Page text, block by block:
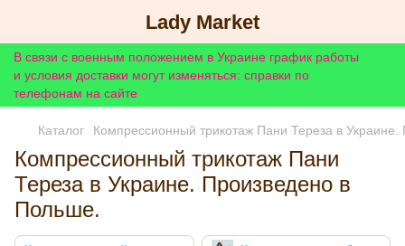
Lady Market
В связи с военным положением в Украине график работы
и условия доставки могут изменяться: справки по
телефонам на сайте
Каталог Компрессионный трикотаж Пани Тереза в
Компрессионный трикотаж Пани
Тереза в Украине. Произведено в
Польше.